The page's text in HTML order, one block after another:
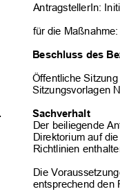
AntragstellerIn:
für die Maßnahme: „
Beschluss des
Öffentliche Sitzung
Sitzungsvorlagen
Sachverhalt
Der beiliegende
Direktorium auf
Richtlinien
Die
entsprechend den